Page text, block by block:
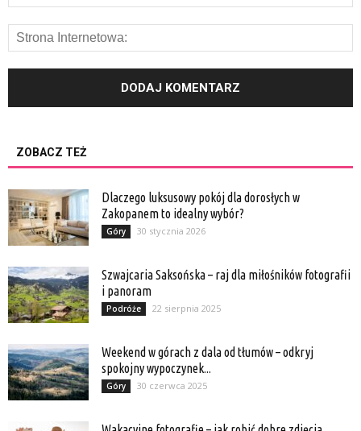
ZOBACZ TEŻ
Dlaczego luksusowy pokój dla dorosłych w
Zakopanem to idealny wybór?
Góry 30 stycznia 2026
Szwajcaria Saksońska – raj dla miłośników fotografii
i panoram
Podróże 22 sierpnia 2025
Weekend w górach z dala od tłumów – odkryj
spokojny wypoczynek...
Góry 30 czerwca 2025